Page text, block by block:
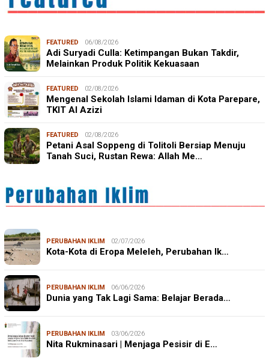
FEATURED 06/08/2026
Adi Suryadi Culla: Ketimpangan Bukan Takdir,
Melainkan Produk Politik Kekuasaan
FEATURED 02/08/2026
Mengenal Sekolah Islami Idaman di Kota Parepare,
TKIT Al Azizi
FEATURED 02/08/2026
Petani Asal Soppeng di Tolitoli Bersiap Menuju
Tanah Suci, Rustan Rewa: Allah Me…
PERUBAHAN IKLIM 02/07/2026
Kota-Kota di Eropa Meleleh, Perubahan Ik…
PERUBAHAN IKLIM 06/06/2026
Dunia yang Tak Lagi Sama: Belajar Berada…
PERUBAHAN IKLIM 03/06/2026
Nita Rukminasari | Menjaga Pesisir di E…